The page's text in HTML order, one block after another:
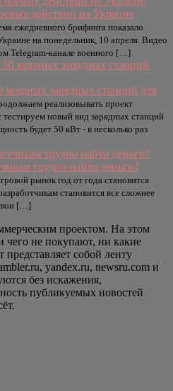
действий на Украине
ежедневного брифинга показало
на понедельник, 10 апреля. Видео
Telegram-канале военного […]
мощных зарядных станций для
реализовывать проект
новый вид зарядных станций
будет 50 кВт - в несколько раз
трудно найти деньги?
рынок год от года становится
становится все сложнее
[…]
проектом. На этом
чего не покупают, ни какие
собой ленту
yandex.ru, newsru.com и
без искажения,
публикуемых новостей